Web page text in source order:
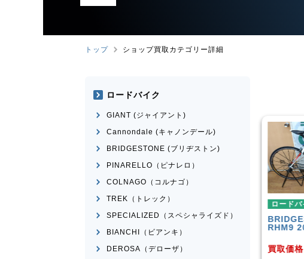
トップ ショップ買取カテゴリー詳細
ロードバイク
BRIDGESTONEANCHOR
RHM9 2011年頃モデル
買取価格 ¥
ロードバ
MERIDA
モデル
買取価格
ロードバイク
GIANT (ジャイアント)
Cannondale (キャノンデール)
BRIDGESTONE (ブリヂストン)
PINARELLO（ピナレロ）
COLNAGO（コルナゴ）
TREK（トレック）
SPECIALIZED（スペシャライズド）
BIANCHI（ビアンキ）
DEROSA（デローザ）